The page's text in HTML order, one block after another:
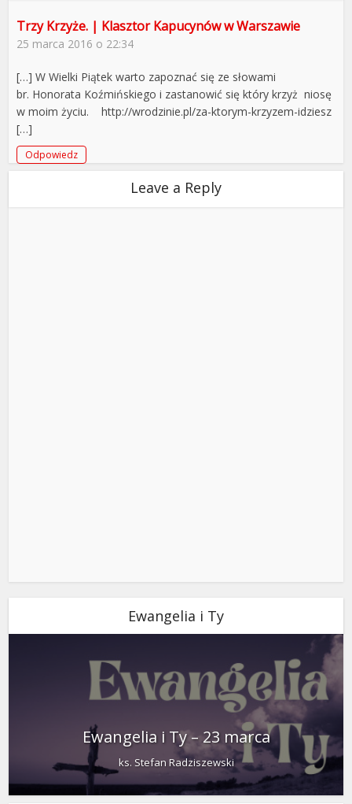
Trzy Krzyże. | Klasztor Kapucynów w Warszawie
25 marca 2016 o 22:34
[…] W Wielki Piątek warto zapoznać się ze słowami
br. Honorata Koźmińskiego i zastanowić się który krzyż niosę
w moim życiu. http://wrodzinie.pl/za-ktorym-krzyzem-idziesz
[…]
Odpowiedz
Leave a Reply
Ewangelia i Ty
Ewangelia i Ty – 23 marca
ks. Stefan Radziszewski